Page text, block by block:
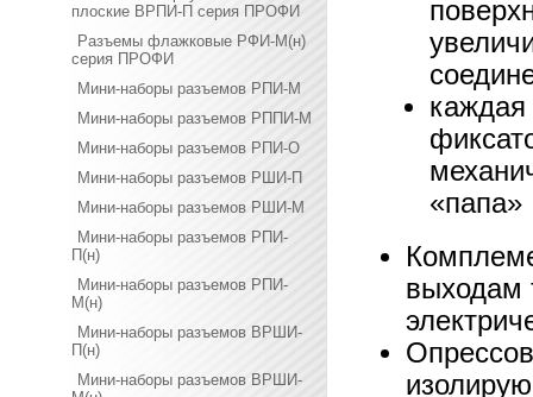
плоские ВРПИ-П серия ПРОФИ
Разъемы флажковые РФИ-М(н)
серия ПРОФИ
Мини-наборы разъемов РПИ-М
Мини-наборы разъемов РППИ-М
Мини-наборы разъемов РПИ-О
Мини-наборы разъемов РШИ-П
Мини-наборы разъемов РШИ-М
Мини-наборы разъемов РПИ-
П(н)
Мини-наборы разъемов РПИ-
М(н)
Мини-наборы разъемов ВРШИ-
П(н)
Мини-наборы разъемов ВРШИ-
каждая
«папа»
выходам